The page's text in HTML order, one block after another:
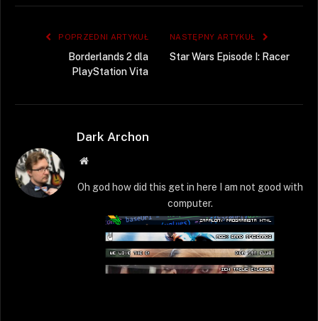
POPRZEDNI ARTYKUŁ
Borderlands 2 dla
PlayStation Vita
NASTĘPNY ARTYKUŁ
Star Wars Episode I: Racer
Dark Archon
Strona
Oh god how did this get in here I am not good with
computer.